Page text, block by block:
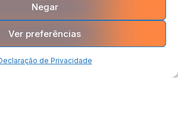
Negar
Ver preferências
de Privacidade